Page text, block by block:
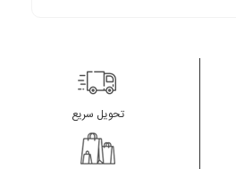
تحویل سریع